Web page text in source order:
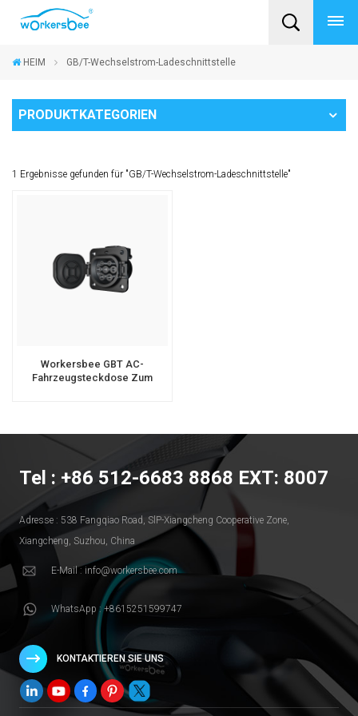
HEIM GB/T-Wechselstrom-Ladeschnittstelle
PRODUKTKATEGORIEN
1 Ergebnisse gefunden für "GB/T-Wechselstrom-Ladeschnittstelle"
Workersbee GBT AC-
Fahrzeugsteckdose Zum
Tel : +86 512-6683 8868 EXT: 8007
Adresse : 538 Fangqiao Road, SlP-Xiangcheng Cooperative Zone,
Xiangcheng, Suzhou, China
E-Mail : info@workersbee.com
WhatsApp : +8615251599747
KONTAKTIEREN SIE UNS